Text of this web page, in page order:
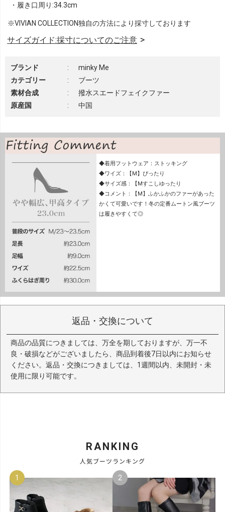
・履き口周り:34.3cm
※VIVIAN COLLECTION独自の方法により採寸しております
サイズガイド:採寸についてのご注意
ブランド :
minky Me
カテゴリー
:
ブーツ
素材合成
:
撥水スエードフェイクファー
原産国
: 中国
◆着用フットウェア：ストッキング
◆ワイズ：【M】ぴったり
◆サイズ感：【Mすこしゆったり
◆コメント：【M】ふかふかのファーがあった
かくて可愛いです！冬の定番ムートン風ブーツ
は履きやすくて◎
返品・交換について
商品の品質につきましては、万全を期しておりますが、万一不
良・破損などがございましたら、商品到着後7日以内にお知らせ
ください。返品・交換につきましては、1週間以内、未開封・未
使用に限り可能です。
RANKING
人気ブーツランキング